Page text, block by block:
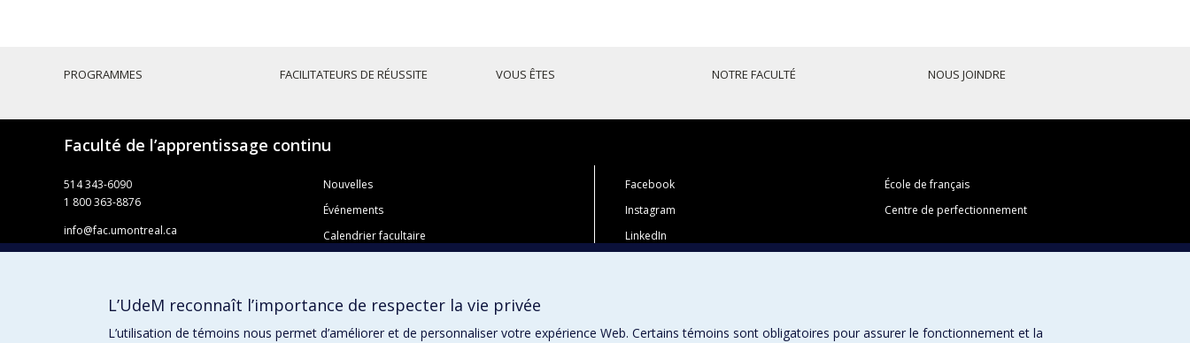
PROGRAMMES FACILITATEURS DE RÉUSSITE VOUS ÊTES NOTRE FACULTÉ NOUS JOINDRE
Faculté de l’apprentissage continu
514 343-6090
1 800 363-8876
info@fac.umontreal.ca
C. P. 6128, succursale Centre-ville
Montréal QC H3C 3J7
Nouvelles
Événements
Calendrier facultaire
Offres d’emploi
Facebook
Instagram
LinkedIn
École de français
Centre de perfectionnement
L’UdeM reconnaît l’importance de respecter la vie privée
L’utilisation de témoins nous permet d’améliorer et de personnaliser votre expérience Web. Certains témoins sont obligatoires pour assurer le fonctionnement et la